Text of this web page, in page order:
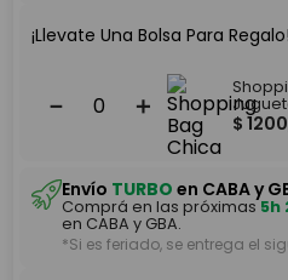
¡Llevate Una Bolsa Para Regalo!
＋
－
$ 1200
Envío TURBO en CABA y
Comprá en las próximas5h
en CABA y GBA.
*Si es feriado, se entrega el